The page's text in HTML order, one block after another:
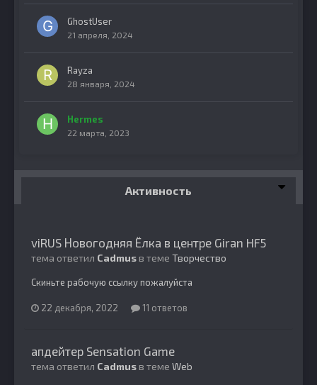
GhostUser
21 апреля, 2024
Rayza
28 января, 2024
Hermes
22 марта, 2023
Активность
viRUS Новогодняя Ёлка в центре Giran HF5
тема ответил Cadmusв теме Творчество
Скиньте рабочую ссылку пожалуйста
22 декабря, 2022 11 ответов
апдейтер Sensation Game
тема ответил Cadmusв теме Web